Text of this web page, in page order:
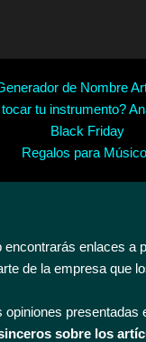
de Nombre
tu instrumento?
Black Friday
Regalos para
encontrarás enlaces
de la empresa que
opiniones presentadas
sobre los